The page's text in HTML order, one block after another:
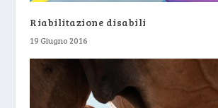
Riabilitazione disabili
19 Giugno 2016